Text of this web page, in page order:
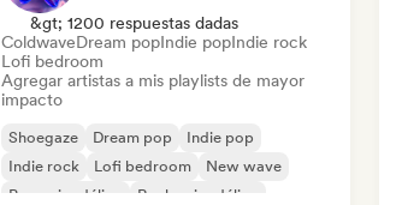
&gt; 1200 respuestas dadas
ColdwaveDream popIndie popIndie rock
Lofi bedroom
Agregar artistas a mis playlists de mayor
impacto
Shoegaze Dream pop
Indie pop
Indie rock
Lofi bedroom
New wave
Pop psicodélico
Rock psicodélico